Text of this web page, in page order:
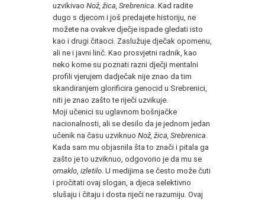
uzvikivao Nož, žica, Srebrenica. Kad radite
dugo s djecom i još predajete historiju, ne
možete na ovakve dječje ispade gledati isto
kao i drugi čitaoci. Zaslužuje dječak opomenu,
ali ne i javni linč. Kao prosvjetni radnik, kao
neko kome su poznati razni dječji mentalni
profili vjerujem dadječak nije znao da tim
skandiranjem glorificira genocid u Srebrenici,
niti je znao zašto te riječi uzvikuje.
Moji učenici su uglavnom bošnjačke
nacionalnosti, ali se desilo da je jednom jedan
učenik na času uzviknuo Nož, žica, Srebrenica
Kada sam mu objasnila šta to znači i pitala ga
zašto je to uzviknuo, odgovorio je da mu se
omaklo izletilo . U medijima se često može čuti
i pročitati ovaj slogan, a djeca selektivno
slušaju i čitaju i dosta riječi ne razumiju. Ovaj